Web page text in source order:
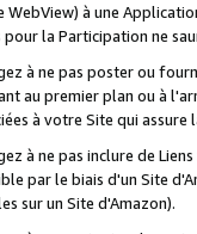
à une
pour la Participation ne
à ne pas poster ou
au premier plan ou à
à votre Site qui
à ne pas inclure de
par le biais d'un Site
sur un Site d'Amazon).